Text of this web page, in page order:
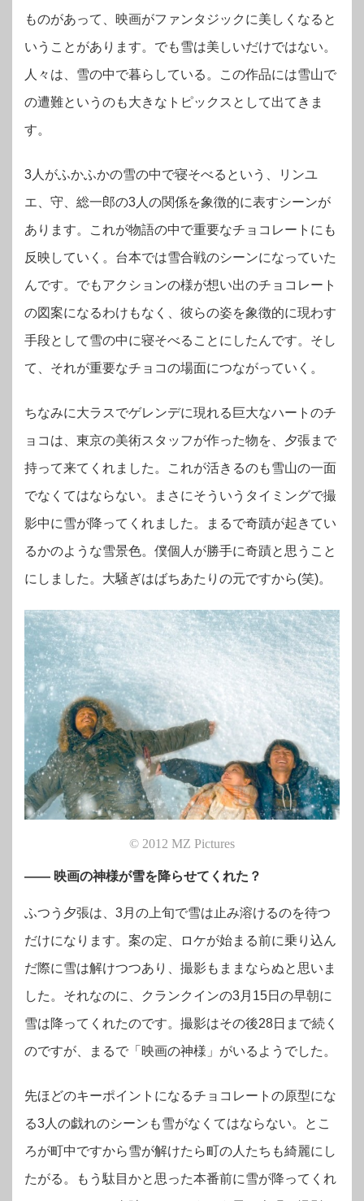
ものがあって、映画がファンタジックに美しくなると
いうことがあります。でも雪は美しいだけではない。
人々は、雪の中で暮らしている。この作品には雪山で
の遭難というのも大きなトピックスとして出てきま
す。
3人がふかふかの雪の中で寝そべるという、リンユ
エ、守、総一郎の3人の関係を象徴的に表すシーンが
あります。これが物語の中で重要なチョコレートにも
反映していく。台本では雪合戦のシーンになっていた
んです。でもアクションの様が想い出のチョコレート
の図案になるわけもなく、彼らの姿を象徴的に現わす
手段として雪の中に寝そべることにしたんです。そし
て、それが重要なチョコの場面につながっていく。
ちなみに大ラスでゲレンデに現れる巨大なハートのチ
ョコは、東京の美術スタッフが作った物を、夕張まで
持って来てくれました。これが活きるのも雪山の一面
でなくてはならない。まさにそういうタイミングで撮
影中に雪が降ってくれました。まるで奇蹟が起きてい
るかのような雪景色。僕個人が勝手に奇蹟と思うこと
にしました。大騒ぎはばちあたりの元ですから(笑)。
© 2012 MZ Pictures
―― 映画の神様が雪を降らせてくれた？
ふつう夕張は、3月の上旬で雪は止み溶けるのを待つ
だけになります。案の定、ロケが始まる前に乗り込ん
だ際に雪は解けつつあり、撮影もままならぬと思いま
した。それなのに、クランクインの3月15日の早朝に
雪は降ってくれたのです。撮影はその後28日まで続く
のですが、まるで「映画の神様」がいるようでした。
先ほどのキーポイントになるチョコレートの原型にな
る3人の戯れのシーンも雪がなくてはならない。とこ
ろが町中ですから雪が解けたら町の人たちも綺麗にし
たがる。もう駄目かと思った本番前に雪が降ってくれ